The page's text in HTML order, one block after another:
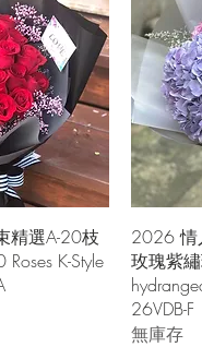
覽
精選A-20枝
K-Style
2026 情
玫瑰紫
26VDB-F
無庫存